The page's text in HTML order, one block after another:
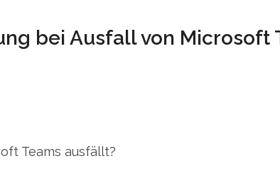
bei Ausfall von Microsoft
Teams ausfällt?